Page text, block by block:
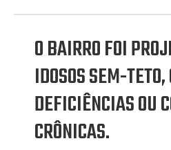
O BAIRRO FOI
IDOSOS SEM-
DEFICIÊNCIAS OU
CRÔNICAS.